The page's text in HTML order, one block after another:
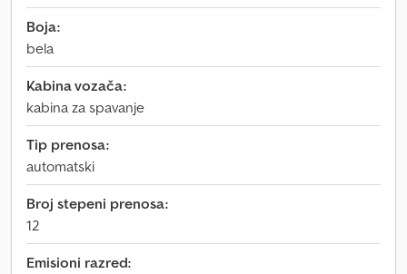
Boja:
bela
Kabina vozača:
kabina za spavanje
Tip prenosa:
automatski
Broj stepeni prenosa:
12
Emisioni razred: